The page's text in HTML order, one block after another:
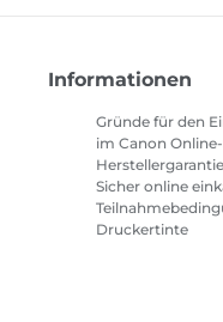
Informationen
Gründe für den
im Canon
Herstellergarantie
Sicher online
Druckertinte